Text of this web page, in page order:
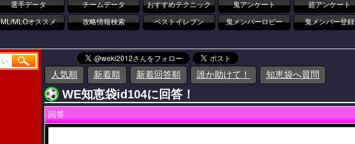
選手データ チームデータ おすすめテクニック 鬼アンケート 超アンケート
ML/MLOオススメ 攻略情報検索 ベストイレブン 鬼メンバーロビー 鬼メンバー登録
人気順 新着順 新着回答順 誰か助けて！ 知恵袋へ質問
WE知恵袋id104に回答！
回答